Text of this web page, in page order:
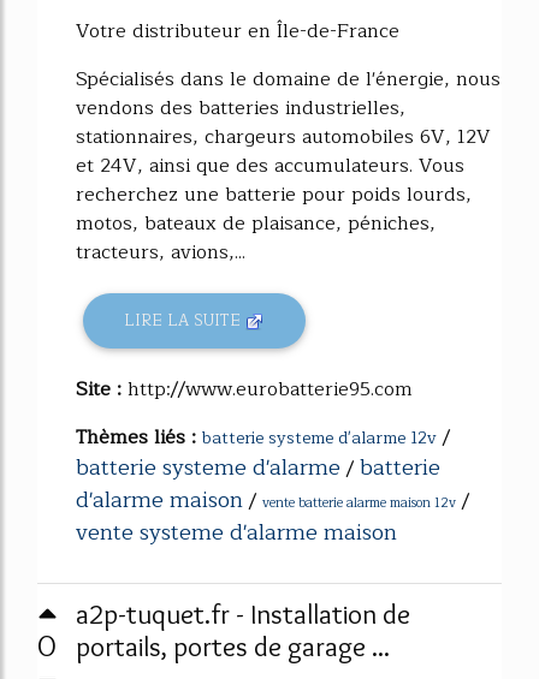
Votre distributeur en Île-de-France
Spécialisés dans le domaine de l'énergie, nous
vendons des batteries industrielles,
stationnaires, chargeurs automobiles 6V, 12V
et 24V, ainsi que des accumulateurs. Vous
recherchez une batterie pour poids lourds,
motos, bateaux de plaisance, péniches,
tracteurs, avions,...
LIRE LA SUITE
Site :http://www.eurobatterie95.com
Thèmes liés : batterie systeme d'alarme 12v/
batterie systeme d'alarme/batterie
d'alarme maison/ vente batterie alarme maison 12v /
vente systeme d'alarme maison
0
a2p-tuquet.fr - Installation de
portails, portes de garage ...